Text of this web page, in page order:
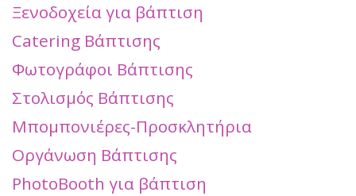
Ξενοδοχεία για βάπτιση
Catering Βάπτισης
Φωτογράφοι Βάπτισης
Στολισμός Βάπτισης
Μπομπονιέρες-Προσκλητήρια
Οργάνωση Βάπτισης
PhotoBooth για βάπτιση